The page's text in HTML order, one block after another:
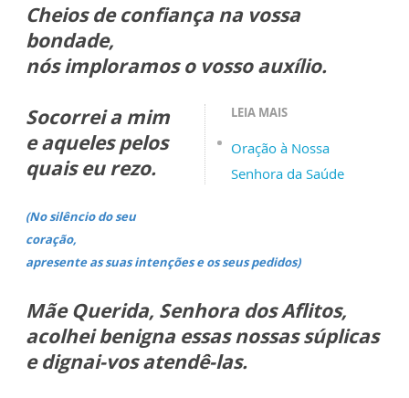
Cheios de confiança na vossa
bondade,
nós imploramos o vosso auxílio.
LEIA MAIS
Oração à Nossa
Senhora da Saúde
Socorrei a mim
e aqueles pelos
quais eu rezo.
(No silêncio do seu
coração,
apresente as suas intenções e os seus pedidos)
Mãe Querida, Senhora dos Aflitos,
acolhei benigna essas nossas súplicas
e dignai-vos atendê-las.